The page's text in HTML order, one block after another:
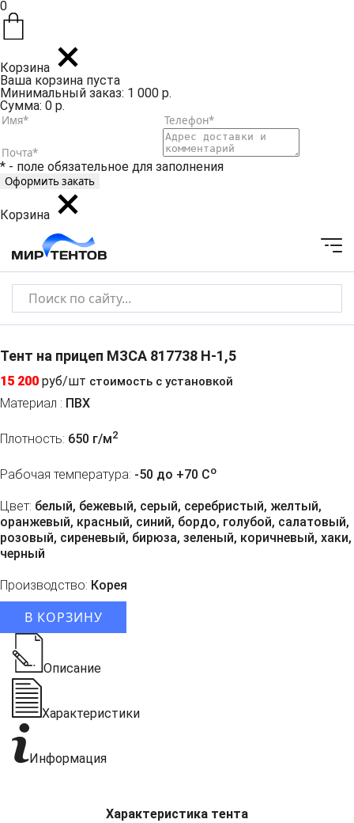
0
Корзина
Ваша корзина пуста
Минимальный заказ: 1 000 р.
Сумма: 0 р.
* - поле обязательное для заполнения
Корзина
Тент на прицеп МЗСА 817738 H-1,5
15 200 руб/шт стоимость с установкой
Материал : ПВХ
Плотность: 650 г/м2
Рабочая температура: -50 до +70 Co
Цвет: белый, бежевый, серый, серебристый, желтый,
оранжевый, красный, синий, бордо, голубой, салатовый,
розовый, сиреневый, бирюза, зеленый, коричневый, хаки,
черный
Производство: Корея
В КОРЗИНУ
Описание
Характеристики
Информация
Характеристика тента